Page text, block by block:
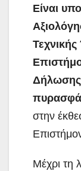
Είναι
στην
Μέχρι τη